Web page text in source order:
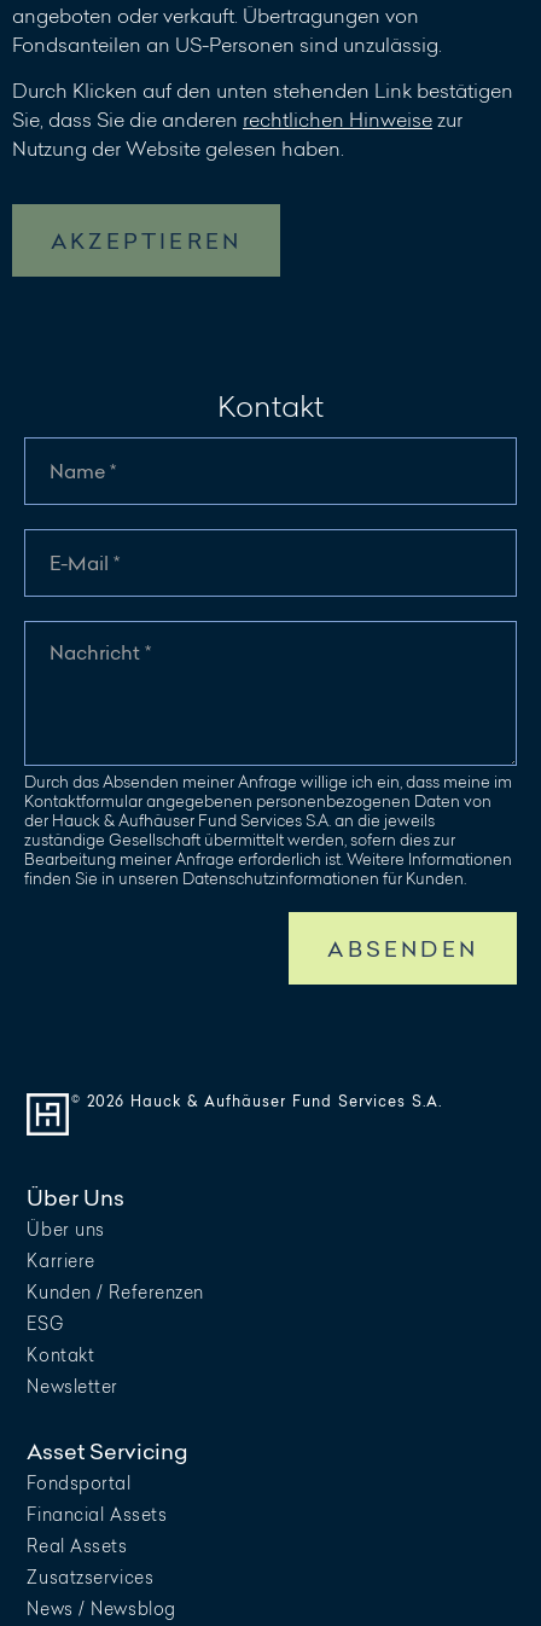
angeboten oder verkauft. Übertragungen von
Fondsanteilen an US-Personen sind unzulässig.
Durch Klicken auf den unten stehenden Link bestätigen
Sie, dass Sie die anderen rechtlichen Hinweisezur
Nutzung der Website gelesen haben.
AKZEPTIEREN
Kontakt
Durch das Absenden meiner Anfrage willige ich ein, dass meine im
Kontaktformular angegebenen personenbezogenen Daten von
der Hauck & Aufhäuser Fund Services S.A. an die jeweils
zuständige Gesellschaft übermittelt werden, sofern dies zur
Bearbeitung meiner Anfrage erforderlich ist. Weitere Informationen
finden Sie in unseren Datenschutzinformationen für Kunden.
ABSENDEN
© 2026 Hauck & Aufhäuser Fund Services S.A.
Über Uns
Über uns
Karriere
Kunden / Referenzen
ESG
Kontakt
Newsletter
Asset Servicing
Fondsportal
Financial Assets
Real Assets
Zusatzservices
News / Newsblog